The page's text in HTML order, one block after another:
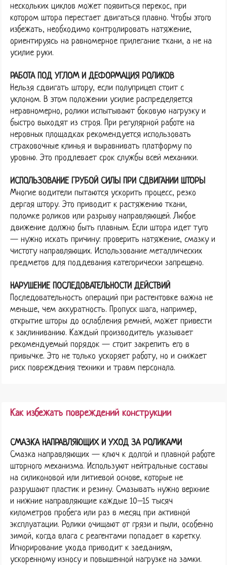
нескольких циклов может появиться перекос, при
котором штора перестает двигаться плавно. Чтобы этого
избежать, необходимо контролировать натяжение,
ориентируясь на равномерное прилегание ткани, а не на
усилие руки.
РАБОТА ПОД УГЛОМ И ДЕФОРМАЦИЯ РОЛИКОВ
Нельзя сдвигать штору, если полуприцеп стоит с
уклоном. В этом положении усилие распределяется
неравномерно, ролики испытывают боковую нагрузку и
быстро выходят из строя. При регулярной работе на
неровных площадках рекомендуется использовать
страховочные клинья и выравнивать платформу по
уровню. Это продлевает срок службы всей механики.
ИСПОЛЬЗОВАНИЕ ГРУБОЙ СИЛЫ ПРИ СДВИГАНИИ ШТОРЫ
Многие водители пытаются ускорить процесс, резко
дергая штору. Это приводит к растяжению ткани,
поломке роликов или разрыву направляющей. Любое
движение должно быть плавным. Если штора идет туго
— нужно искать причину: проверить натяжение, смазку и
чистоту направляющих. Использование металлических
предметов для поддевания категорически запрещено.
НАРУШЕНИЕ ПОСЛЕДОВАТЕЛЬНОСТИ ДЕЙСТВИЙ
Последовательность операций при растентовке важна не
меньше, чем аккуратность. Пропуск шага, например,
открытие шторы до ослабления ремней, может привести
к заклиниванию. Каждый производитель указывает
рекомендуемый порядок — стоит закрепить его в
привычке. Это не только ускоряет работу, но и снижает
риск повреждения техники и травм персонала.
Как избежать повреждений конструкции
СМАЗКА НАПРАВЛЯЮЩИХ И УХОД ЗА РОЛИКАМИ
Смазка направляющих — ключ к долгой и плавной работе
шторного механизма. Используют нейтральные составы
на силиконовой или литиевой основе, которые не
разрушают пластик и резину. Смазывать нужно верхние
и нижние направляющие каждые 10–15 тысяч
километров пробега или раз в месяц при активной
эксплуатации. Ролики очищают от грязи и пыли, особенно
зимой, когда влага с реагентами попадает в каретку.
Игнорирование ухода приводит к заеданиям,
ускоренному износу и повышенной нагрузке на замки.